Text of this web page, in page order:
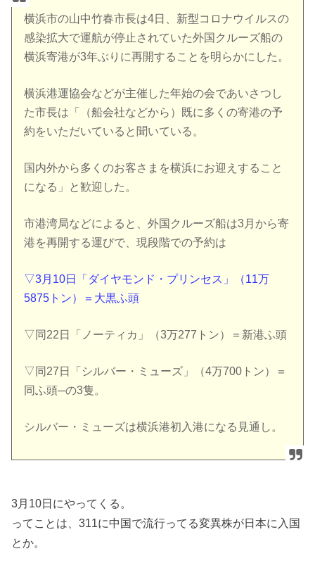
横浜市の山中竹春市長は4日、新型コロナウイルスの
感染拡大で運航が停止されていた外国クルーズ船の
横浜寄港が3年ぶりに再開することを明らかにした。
横浜港運協会などが主催した年始の会であいさつし
た市長は「（船会社などから）既に多くの寄港の予
約をいただいていると聞いている。
国内外から多くのお客さまを横浜にお迎えすること
になる」と歓迎した。
市港湾局などによると、外国クルーズ船は3月から寄
港を再開する運びで、現段階での予約は
▽3月10日「ダイヤモンド・プリンセス」（11万
5875トン）＝大黒ふ頭
▽同22日「ノーティカ」（3万277トン）＝新港ふ頭
▽同27日「シルバー・ミューズ」（4万700トン）＝
同ふ頭─の3隻。
シルバー・ミューズは横浜港初入港になる見通し。
3月10日にやってくる。
ってことは、311に中国で流行ってる変異株が日本に入国
とか。